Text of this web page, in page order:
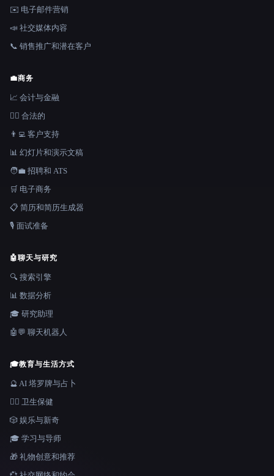
✉️ 电子邮件营销
📣 社交媒体内容
📞 销售推广和潜在客户
💼商务
📈 会计与金融
👩‍⚖️ 合法的
👨‍💻 客户支持
📊 幻灯片和演示文稿
🧑‍💼 招聘和 ATS
🛒 电子商务
📋 简历和简历生成器
🎙️ 面试准备
🤖聊天与研究
🔍 搜索引擎
📊 数据分析
🎓 研究助理
🤖💬 聊天机器人
🎓教育与生活方式
🔮 AI 塔罗牌与占卜
👩‍⚕️ 卫生保健
🎲 娱乐与新奇
🎓 学习与导师
🎁 礼物创意和推荐